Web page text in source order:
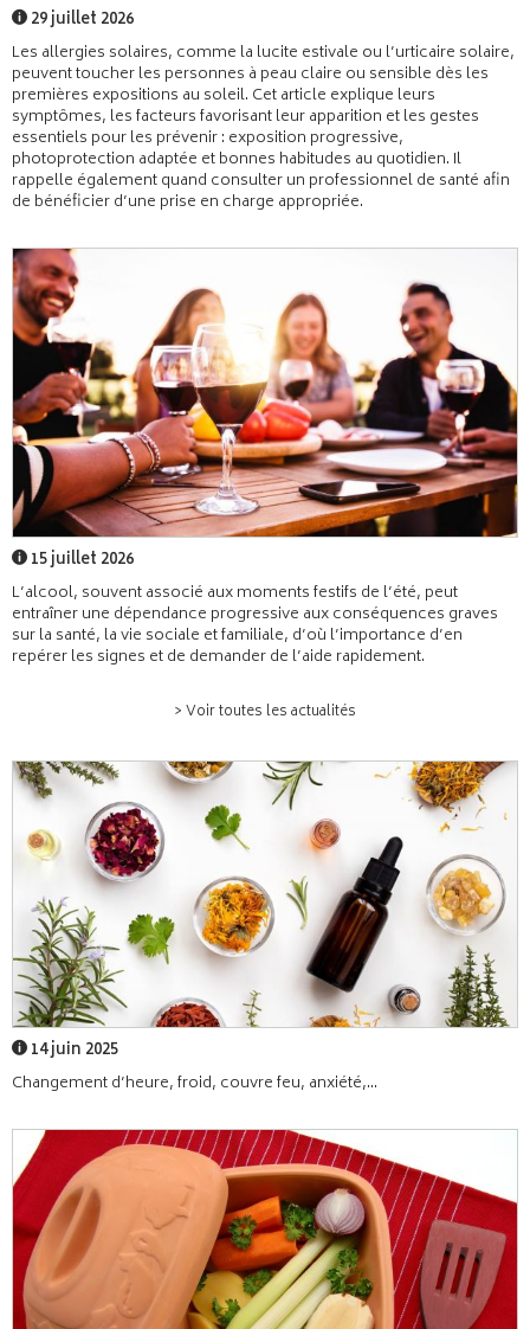
29 juillet 2026
Les allergies solaires, comme la lucite estivale ou l’urticaire solaire,
peuvent toucher les personnes à peau claire ou sensible dès les
premières expositions au soleil. Cet article explique leurs
symptômes, les facteurs favorisant leur apparition et les gestes
essentiels pour les prévenir : exposition progressive,
photoprotection adaptée et bonnes habitudes au quotidien. Il
rappelle également quand consulter un professionnel de santé afin
de bénéficier d’une prise en charge appropriée.
15 juillet 2026
L’alcool, souvent associé aux moments festifs de l’été, peut
entraîner une dépendance progressive aux conséquences graves
sur la santé, la vie sociale et familiale, d’où l’importance d’en
repérer les signes et de demander de l’aide rapidement.
> Voir toutes les actualités
14 juin 2025
Changement d’heure, froid, couvre feu, anxiété,...